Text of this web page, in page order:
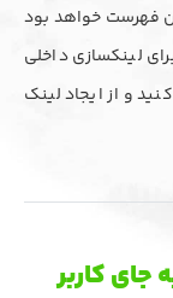
فهرست خواهد بود
لینکسازی داخلی
و از ایجاد لینک